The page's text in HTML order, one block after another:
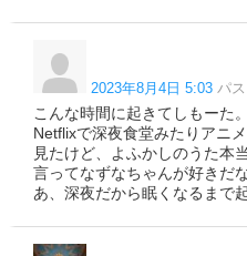
2023年8月4日 5:03 パス
こんな時間に起きてしもーた
Netflixで深夜食堂みたりアニ
見たけど、よふかしのうた本
言ってなずなちゃんが好きだ
あ、深夜だから眠くなるまで